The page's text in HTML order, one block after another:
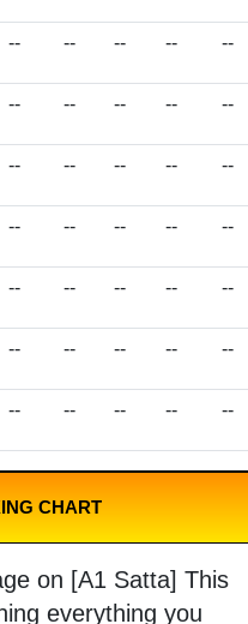
-- -- -- -- --
-- -- -- -- --
-- -- -- -- --
-- -- -- -- --
-- -- -- -- --
-- -- -- -- --
-- -- -- -- --
CHART
on [A1 Satta] This
everything you